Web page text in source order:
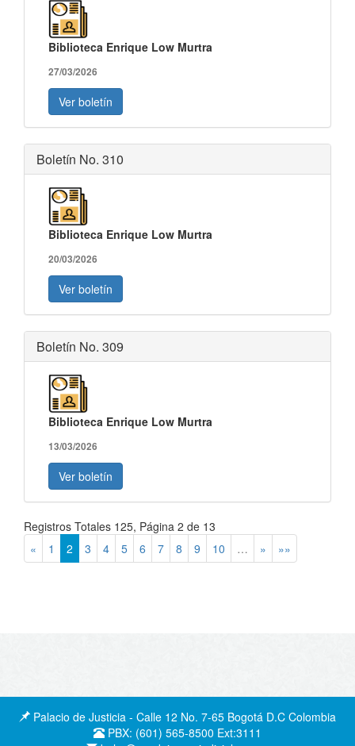
Biblioteca Enrique Low Murtra
27/03/2026
Ver boletín
Boletín No. 310
Biblioteca Enrique Low Murtra
20/03/2026
Ver boletín
Boletín No. 309
Biblioteca Enrique Low Murtra
13/03/2026
Ver boletín
Registros Totales 125, Página 2 de 13
«
1 2 3 4 5 6 7 8 9 10 … » »»
Palacio de Justicia - Calle 12 No. 7-65 Bogotá D.C Colombia
PBX: (601) 565-8500 Ext:3111